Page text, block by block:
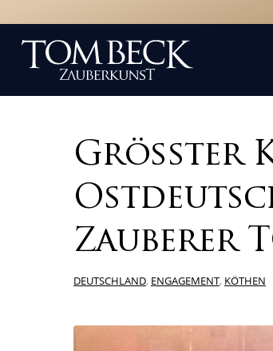
Grösster
Zauberer
DEUTSCHLAND, ENGAGEMENT, KÖTHEN